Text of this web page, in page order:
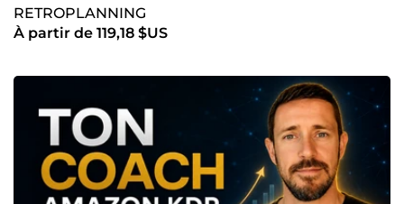
RETROPLANNING
À partir de 119,18 $US